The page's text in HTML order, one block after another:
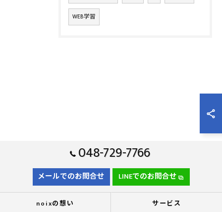
WEB学習
048-729-7766
メールでのお問合せ LINEでのお問合せ
noixの想い サービス